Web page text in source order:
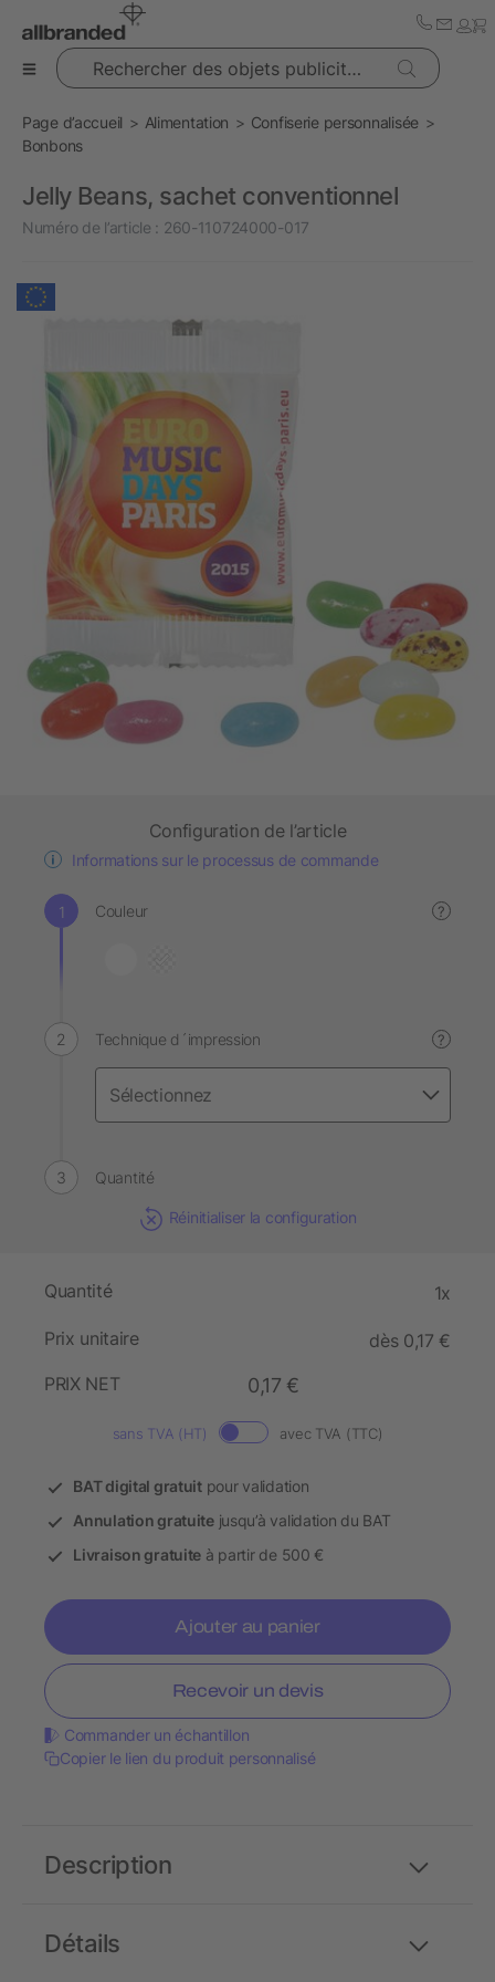
Rechercher des objets publicitaires
Page d’accueil Alimentation
Confiserie personnalisée
Bonbons
Jelly Beans, sachet conventionnel
Numéro de l’article : 260-110724000-017
Configuration de l’article
Informations sur le processus de commande
Couleur ?
Technique d´impression ?
Quantité
Réinitialiser la configuration
Quantité 1x
Prix unitaire
dès 0,17 €
PRIX NET
0,17 €
sans TVA (HT) avec TVA (TTC)
BAT digital gratuitpour validation
Annulation gratuitejusqu’à validation du BAT
Livraison gratuite à partir de 500 €
Ajouter au panier
Recevoir un devis
Commander un échantillon
Copier le lien du produit personnalisé
Détails
Description